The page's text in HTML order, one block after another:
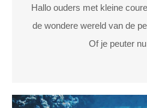
Hallo ouders met kleine
de wondere wereld van de
Of je peuter